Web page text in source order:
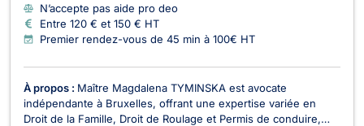
N’accepte pas aide pro deo
Entre 120 € et 150 € HT
Premier rendez-vous de 45 min à 100€ HT
À propos : Maître Magdalena TYMINSKA est avocate
indépendante à Bruxelles, offrant une expertise variée en
Droit de la Famille, Droit de Roulage et Permis de conduire,